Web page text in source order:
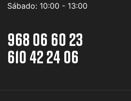
Sábado: 10:00 - 13:00
968 06 60 23
610 42 24 06